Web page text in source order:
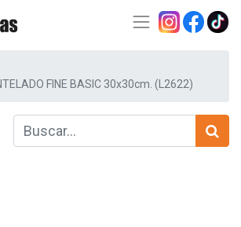
FINE BASIC 30x30cm. (L2622)